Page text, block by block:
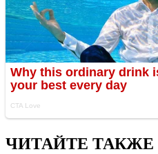
ЧИТАЙТЕ ТАКЖЕ